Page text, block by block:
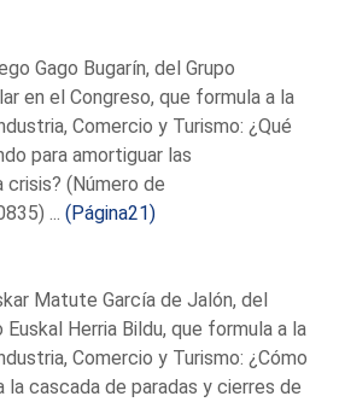
Gago Bugarín, del Grupo
en el Congreso, que formula a la
Comercio y Turismo: ¿Qué
para amortiguar las
(Número de
...(Página21)
Matute García de Jalón, del
Herria Bildu, que formula a la
Comercio y Turismo: ¿Cómo
cascada de paradas y cierres de